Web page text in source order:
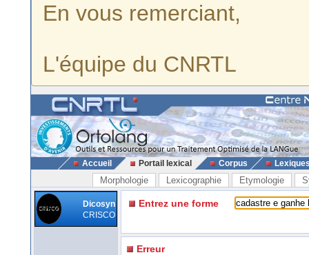
En vous remerciant,
L'équipe du CNRTL
Accueil Portail lexical Corpus
Morphologie Lexicographie Etymologie
Dicosyn
CRISCO
Entrez une forme
Erreur